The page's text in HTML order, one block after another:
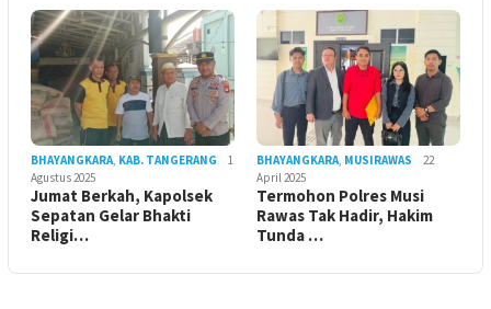
BHAYANGKARA KAB. TANGERANG
1
Agustus 2025
Jumat Berkah, Kapolsek
Sepatan Gelar Bhakti
Religi…
BHAYANGKARA MUSIRAWAS
22
April 2025
Termohon Polres Musi
Rawas Tak Hadir, Hakim
Tunda …